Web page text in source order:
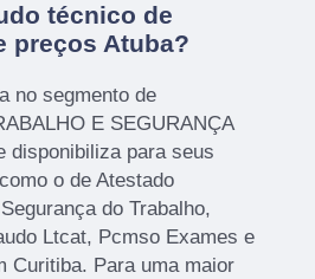
técnico de
preços Atuba?
no segmento de
E SEGURANÇA
disponibiliza para seus
o de Atestado
do Trabalho,
Ltcat, Pcmso Exames e
Curitiba. Para uma maior